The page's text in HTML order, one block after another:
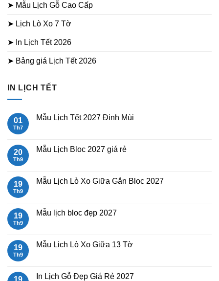
➤ Mẫu Lịch Gỗ Cao Cấp
➤ Lịch Lò Xo 7 Tờ
➤ In Lịch Tết 2026
➤ Bảng giá Lịch Tết 2026
IN LỊCH TẾT
01
Th7
Mẫu Lịch Tết 2027 Đinh Mùi
luận
ở
2027
Đinh
20
Th9
Mẫu Lịch Bloc 2027 giá rẻ
luận
ở
2027
giá
19
Th9
Mẫu Lịch Lò Xo Giữa Gắn Bloc 2027
luận
ở
Xo
Giữa
19
Th9
Mẫu lịch bloc đẹp 2027
luận
ở
đẹp
2027
19
Th9
Mẫu Lịch Lò Xo Giữa 13 Tờ
luận
ởIn Lịch Gỗ Đẹp Giá Rẻ 2027